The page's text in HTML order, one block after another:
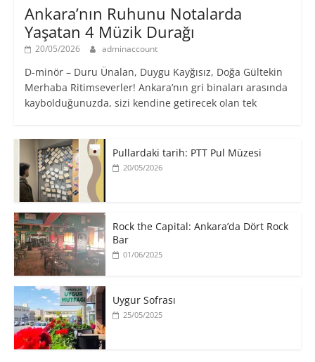
Ankara’nın Ruhunu Notalarda
Yaşatan 4 Müzik Durağı
20/05/2026 adminaccount
D-minör – Duru Ünalan, Duygu Kayğısız, Doğa Gültekin
Merhaba Ritimseverler! Ankara’nın gri binaları arasında
kaybolduğunuzda, sizi kendine getirecek olan tek
Pullardaki tarih: PTT Pul Müzesi
20/05/2026
Rock the Capital: Ankara’da Dört Rock
Bar
01/06/2025
Uygur Sofrası
25/05/2025